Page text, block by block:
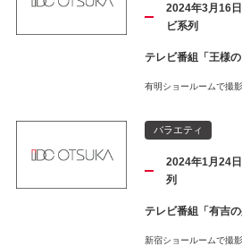
2024年3月16
ビ系列
テレビ番組「王様の
有明ショールームで撮
バラエティ
2024年1月24
列
テレビ番組「有吉の
新宿ショールームで撮